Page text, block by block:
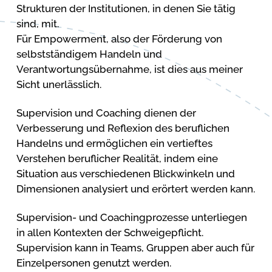
Strukturen der Institutionen, in denen Sie tätig
sind, mit.
Für Empowerment, also der Förderung von
selbstständigem Handeln und
Verantwortungsübernahme, ist dies aus meiner
Sicht unerlässlich.
Supervision und Coaching dienen der
Verbesserung und Reflexion des beruflichen
Handelns und ermöglichen ein vertieftes
Verstehen beruflicher Realität, indem eine
Situation aus verschiedenen Blickwinkeln und
Dimensionen analysiert und erörtert werden kann.
Supervision- und Coachingprozesse unterliegen
in allen Kontexten der Schweigepflicht.
Supervision kann in Teams, Gruppen aber auch für
Einzelpersonen genutzt werden.